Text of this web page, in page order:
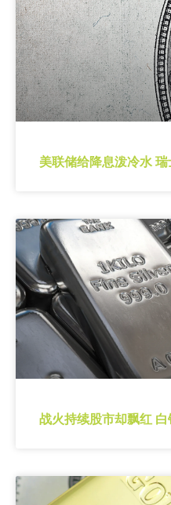
美联储给降息泼冷水
战火持续股市却飘红